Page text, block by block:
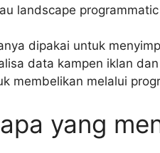
landscape
dipakai untuk
data kampen iklan
membelikan melalui
yang